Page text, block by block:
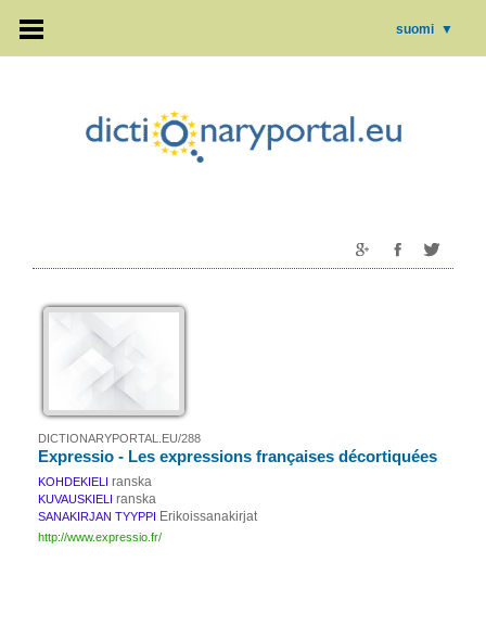
suomi ▼
DICTIONARYPORTAL.EU/288
Expressio - Les expressions françaises décortiquées
KOHDEKIELI ranska
KUVAUSKIELI ranska
SANAKIRJAN TYYPPI Erikoissanakirjat
http://www.expressio.fr/